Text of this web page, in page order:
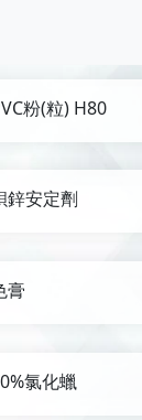
粉(粒) H80
鋅安定劑
膏
氯化蠟